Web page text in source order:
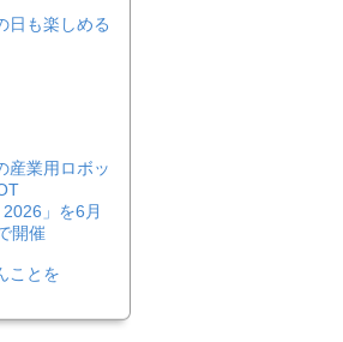
も楽しめる
産業用ロボッ
」を6月
開催
ことを